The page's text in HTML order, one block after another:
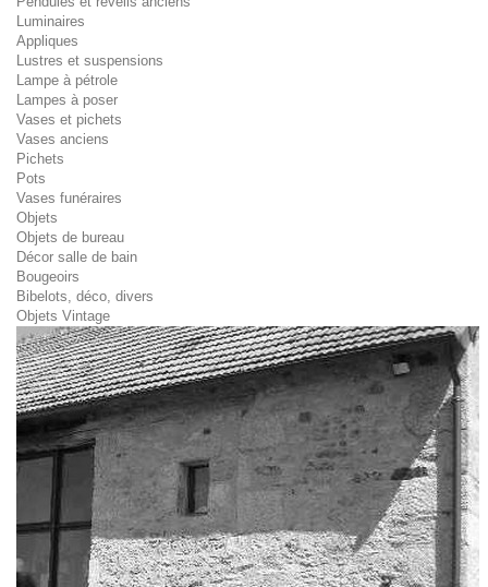
Luminaires
Appliques
Lustres et suspensions
Lampe à pétrole
Lampes à poser
Vases et pichets
Vases anciens
Pichets
Pots
Vases funéraires
Objets
Objets de bureau
Décor salle de bain
Bougeoirs
Bibelots, déco, divers
Objets Vintage